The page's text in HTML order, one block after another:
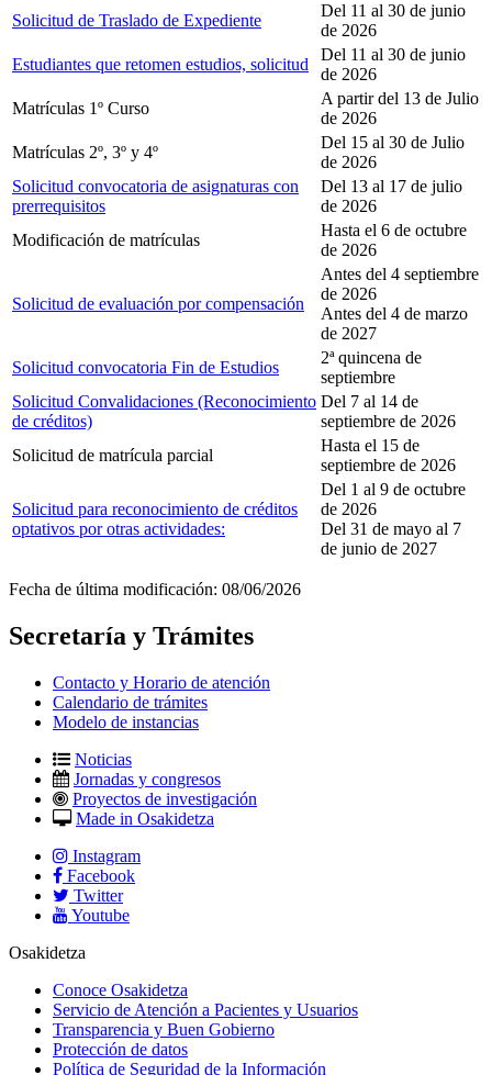
Solicitud de Traslado de Expediente
Del 11 al 30 de junio
de 2026
Estudiantes que retomen estudios, solicitud
Del 11 al 30 de junio
de 2026
Matrículas 1º Curso
A partir del 13 de Julio
de 2026
Matrículas 2º, 3º y 4º
Del 15 al 30 de Julio
de 2026
Solicitud convocatoria de asignaturas con
prerrequisitos
Del 13 al 17 de julio
de 2026
Modificación de matrículas
Hasta el 6 de octubre
de 2026
Solicitud de evaluación por compensación
Antes del 4 septiembre
de 2026
Antes del 4 de marzo
de 2027
Solicitud convocatoria Fin de Estudios
2ª quincena de
septiembre
Solicitud Convalidaciones (Reconocimiento
de créditos)
Del 7 al 14 de
septiembre de 2026
Solicitud de matrícula parcial
Hasta el 15 de
septiembre de 2026
Solicitud para reconocimiento de créditos
optativos por otras actividades:
Del 1 al 9 de octubre
de 2026
Del 31 de mayo al 7
de junio de 2027
Fecha de última modificación: 08/06/2026
Secretaría y Trámites
Contacto y Horario de atención
Calendario de trámites
Modelo de instancias
Noticias
Jornadas y congresos
Proyectos de investigación
Made in Osakidetza
Instagram
Facebook
Twitter
Youtube
Osakidetza
Conoce Osakidetza
Servicio de Atención a Pacientes y Usuarios
Transparencia y Buen Gobierno
Protección de datos
Política de Seguridad de la Información